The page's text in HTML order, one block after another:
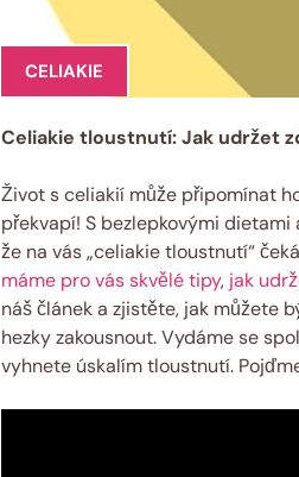
CELIAKIE
Celiakie tloustnutí: Jak udržet
Život s celiakií může připomínat
překvapí! S bezlepkovými
že na vás „celiakie tloustnutí“
máme pro vás skvělé tipy, jak
náš článek a zjistěte, jak můžete
hezky zakousnout. Vydáme se
vyhnete úskalím tloustnutí.